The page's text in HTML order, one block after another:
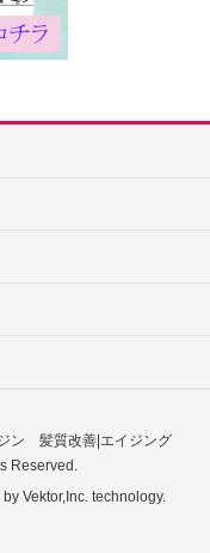
ン 髪質改善|エイジング
Reserved.
by Vektor,Inc. technology.